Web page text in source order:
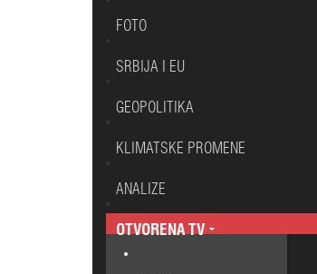
FOTO
SRBIJA I EU
GEOPOLITIKA
KLIMATSKE PROMENE
ANALIZE
OTVORENA TV